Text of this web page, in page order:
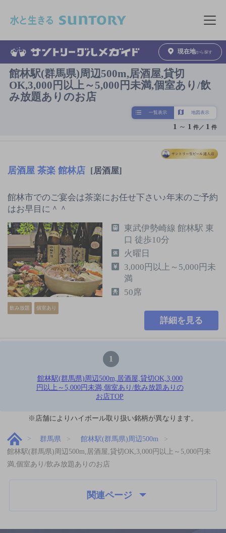
メニュ
現在地から探す
館林駅(群馬県)周辺500m,居酒屋,貸切
OK,3,000円以上～5,000円未満,個室あり/飲
み放題ありのお店
一覧表示 地図表示
1 ～ 1 件／ 1 件
居酒屋 茶楽 館林店 [居酒屋]
館林市でのご宴会は茶楽にお任せ下さい♪年末のご予約
はお早目に＾＾
飲み放題 個室あり
東武伊勢崎線 館林駅 東
口 徒歩10分
火曜日
3,000円以上～5,000円未
満
50席
詳細を見る
1
館林駅(群馬県)周辺500m,居酒屋,貸切OK,3,000
円以上～5,000円未満,個室あり/飲み放題ありの
お店TOP
※店舗によりハイボール取り扱い銘柄が異なります。
群馬県
館林駅(群馬県)周辺500m
館林駅(群馬県)周辺500m,居酒屋,貸切OK,3,000円以上～5,000円未
満,個室あり/飲み放題ありのお店
関連ページ